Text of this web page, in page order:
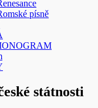
písně
státnosti